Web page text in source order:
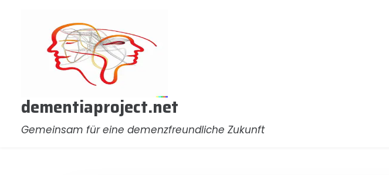
dementiaproject.net
Gemeinsam für eine demenzfreundliche Zukunft